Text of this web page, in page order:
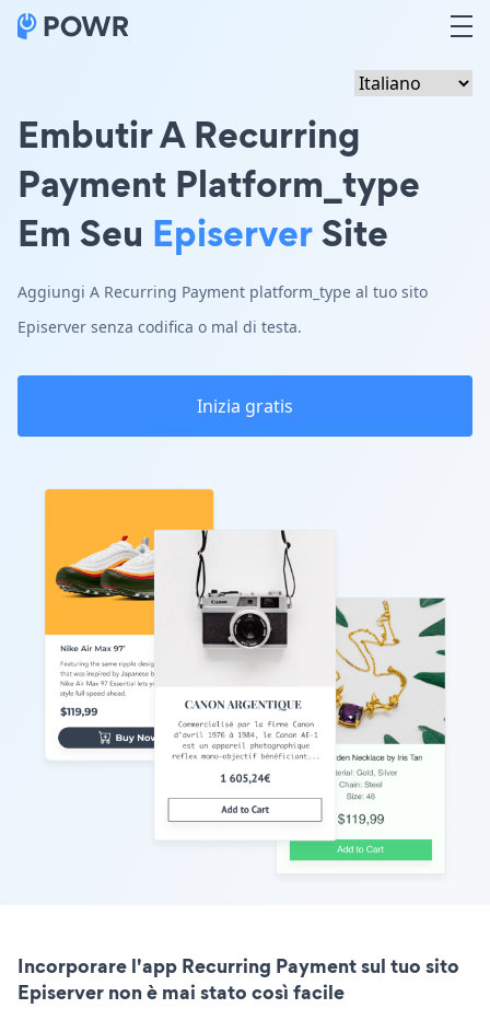
Embutir A Recurring
Payment Platform_type
Em Seu EpiserverSite
Aggiungi A Recurring Payment platform_type al tuo sito
Episerver senza codifica o mal di testa.
Inizia gratis
Incorporare l'app Recurring Payment sul tuo sito
Episerver non è mai stato così facile